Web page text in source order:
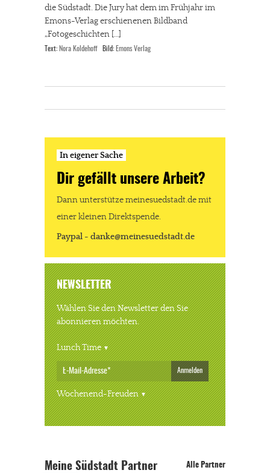
die Südstadt. Die Jury hat dem im Frühjahr im
Emons-Verlag erschienenen Bildband
„Fotogeschichten […]
Text: Nora Koldehoff Bild: Emons Verlag
In eigener Sache
Dir gefällt unsere Arbeit?
Dann unterstütze meinesuedstadt.de mit
einer kleinen Direktspende.
Paypal - danke@meinesuedstadt.de
NEWSLETTER
Wählen Sie den Newsletter den Sie
abonnieren möchten.
Lunch Time
Anmelden
Wochenend-Freuden
Meine Südstadt Partner Alle Partner